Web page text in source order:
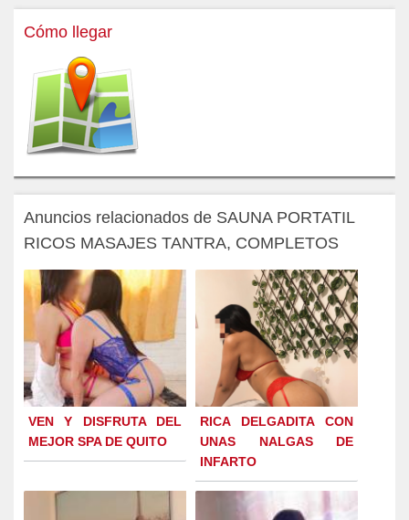
Cómo llegar
Anuncios relacionados de SAUNA PORTATIL
RICOS MASAJES TANTRA, COMPLETOS
VEN Y DISFRUTA DEL
MEJOR SPA DE QUITO
RICA DELGADITA CON
UNAS NALGAS DE
INFARTO